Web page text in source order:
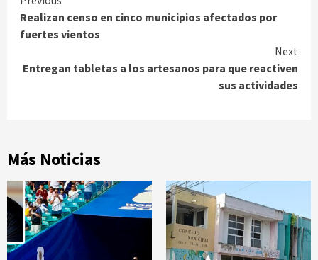
Reading
Realizan censo en cinco municipios afectados por
fuertes vientos
Next
Entregan tabletas a los artesanos para que reactiven
sus actividades
Más Noticias